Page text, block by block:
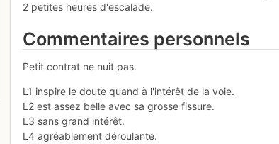
2 petites heures d'escalade.
Commentaires personnels
Petit contrat ne nuit pas.
L1 inspire le doute quand à l'intérêt de la voie.
L2 est assez belle avec sa grosse fissure.
L3 sans grand intérêt.
L4 agréablement déroulante.